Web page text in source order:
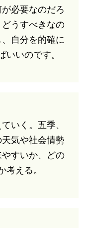
必要なのだろ
うすべきなの
自分を的確に
いいのです。
いく。五季、
気や社会情勢
すいか、どの
考える。